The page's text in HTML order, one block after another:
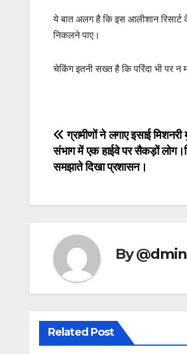
ये बात अलग है कि इस आलीशान रिसार्ट
निकलने पाए।
चेकिंग इतनी सख्त है कि परिंदा भी पर न
Post
navigation
ग्रामीणों ने लगाए इसाई मिशनरी
संभाग में एक हाईवे पर सैकड़ों
समझाते दिखा प्रशासन।
By@dmin
Related Post